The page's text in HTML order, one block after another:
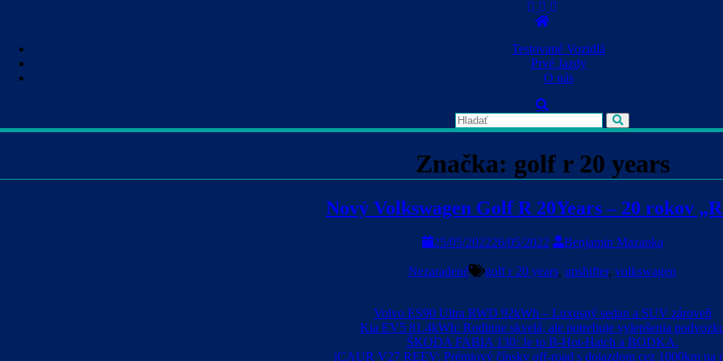
Skip
to
Testované Vozidlá
Prvé Jazdy
O nás
Značka: golf r 20 years
Nový Volkswagen Golf R 20Years – 20 rokov
25/05/202226/05/2022 Benjamin Mazanka
Nezaradené golf r 20 years, upshifter, volkswagen
Volvo ES90 Ultra RWD 92kWh – Luxusný sedan a SUV zároveň
Kia EV5 81.4kWh: Rodinne skvelá, ale potrebuje vylepšenia
ŠKODA FABIA 130: Je to B-Hot-Hatch a BODKA.
iCAUR V27 REEV: Prémiový čínsky off-road s dojazdom cez 1000km na